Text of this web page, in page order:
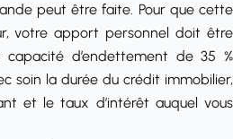
peut être faite. Pour que cette
votre apport personnel doit être
capacité d’endettement de 35 %
soin la durée du crédit immobilier,
et le taux d’intérêt auquel vous